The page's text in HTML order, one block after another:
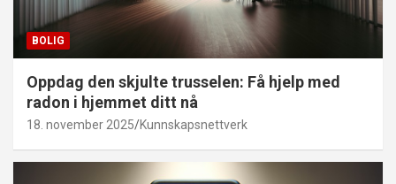
BOLIG
Oppdag den skjulte trusselen: Få hjelp med
radon i hjemmet ditt nå
18. november 2025 Kunnskapsnettverk